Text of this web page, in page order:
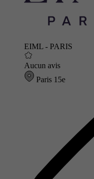
EIML - PARIS
Aucun avis
Paris 15e